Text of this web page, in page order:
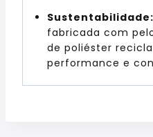
Sustentabilidade:
fabricada com
de poliéster
performance e